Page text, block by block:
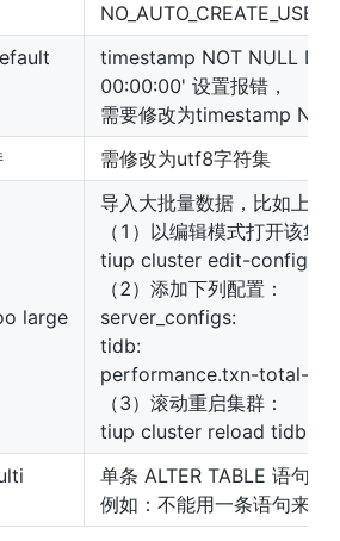
timestamp NOT NULL
00:00:00' 设置报错，
需要修改为timestamp
需修改为utf8字符集
large
导入大批量数据，比如上百
（1）以编辑模式打开该集
tiup cluster edit-config
（2）添加下列配置：
server_configs:
tidb:
performance.txn-total-
（3）滚动重启集群：
tiup cluster reload tidb-
单条 ALTER TABLE 语句中
例如：不能用一条语句来添